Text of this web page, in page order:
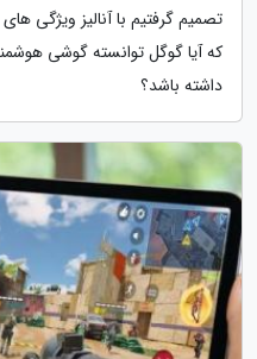
تصمیم گرفتیم با آنالیز ویژگی
که آیا گوگل توانسته گوشی
داشته باشد؟